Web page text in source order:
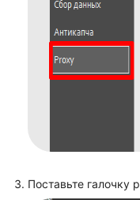
Поставьте галочку